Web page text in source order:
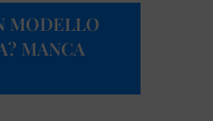
MODELLO
MANCA